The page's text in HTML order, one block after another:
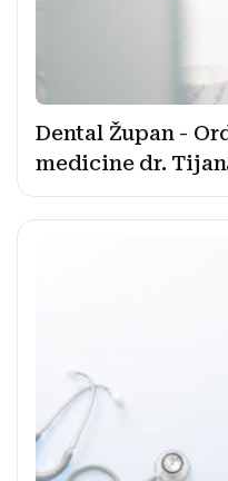
Dental Župan -
medicine dr.